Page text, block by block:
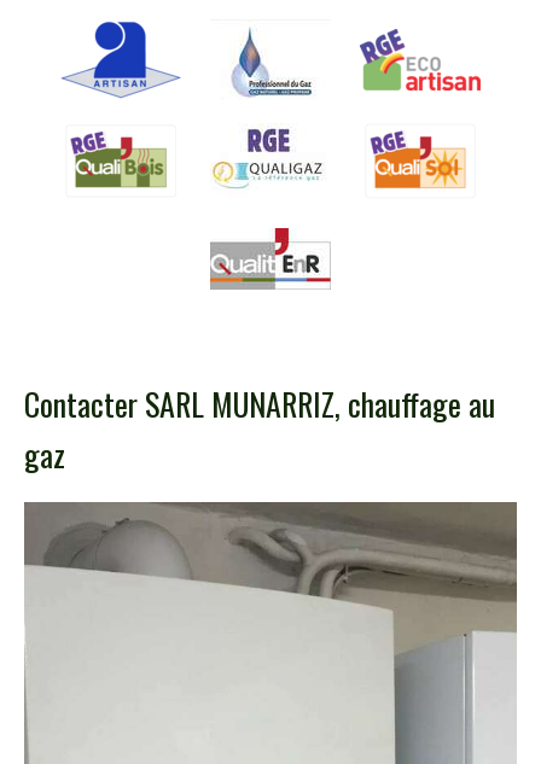
Contacter SARL MUNARRIZ, chauffage au
gaz